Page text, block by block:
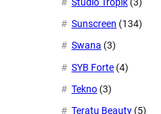
Sunscreen (134)
Swana (3)
SYB Forte (4)
Tekno (3)
Teratu Beauty (5)